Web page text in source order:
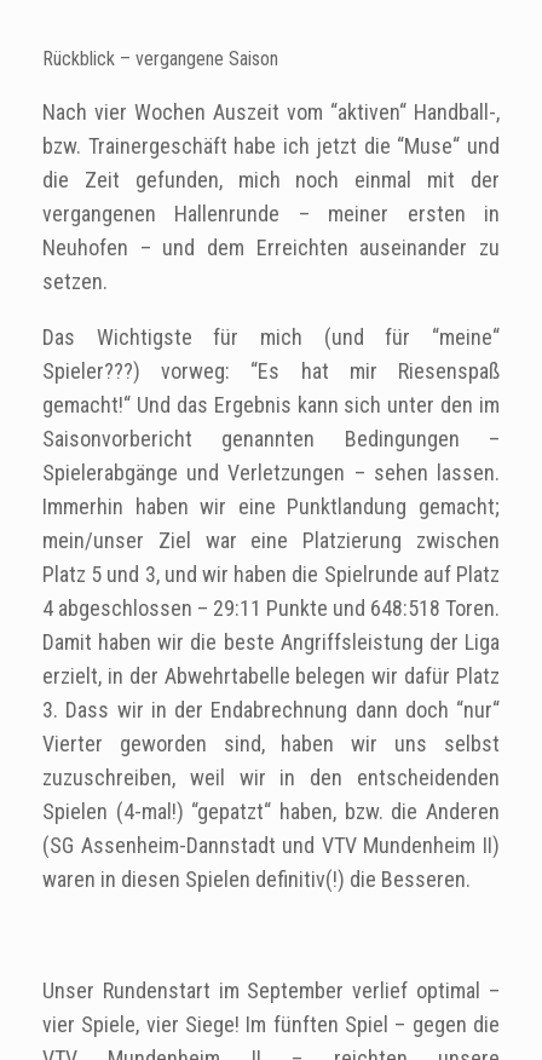
Rückblick – vergangene Saison
Nach vier Wochen Auszeit vom “aktiven“ Handball-,
bzw. Trainergeschäft habe ich jetzt die “Muse“ und
die Zeit gefunden, mich noch einmal mit der
vergangenen Hallenrunde – meiner ersten in
Neuhofen – und dem Erreichten auseinander zu
setzen.
Das Wichtigste für mich (und für “meine“
Spieler???) vorweg: “Es hat mir Riesenspaß
gemacht!“ Und das Ergebnis kann sich unter den im
Saisonvorbericht genannten Bedingungen –
Spielerabgänge und Verletzungen – sehen lassen.
Immerhin haben wir eine Punktlandung gemacht;
mein/unser Ziel war eine Platzierung zwischen
Platz 5 und 3, und wir haben die Spielrunde auf Platz
4 abgeschlossen – 29:11 Punkte und 648:518 Toren.
Damit haben wir die beste Angriffsleistung der Liga
erzielt, in der Abwehrtabelle belegen wir dafür Platz
3. Dass wir in der Endabrechnung dann doch “nur“
Vierter geworden sind, haben wir uns selbst
zuzuschreiben, weil wir in den entscheidenden
Spielen (4-mal!) “gepatzt“ haben, bzw. die Anderen
(SG Assenheim-Dannstadt und VTV Mundenheim II)
waren in diesen Spielen definitiv(!) die Besseren.
Unser Rundenstart im September verlief optimal –
vier Spiele, vier Siege! Im fünften Spiel – gegen die